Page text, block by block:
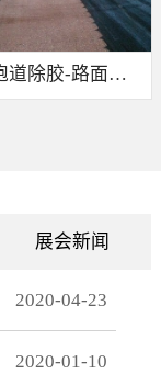
机场跑道除胶-路面标线清除
展会新闻
2020-04-23
2020-01-10